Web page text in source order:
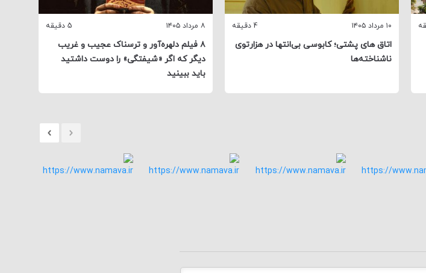
۱۰ مرداد ۱۴۰۵ 4 دقیقه
اتاق‌ های پشتی؛ کابوسی بی‌انتها در هزارتوی
ناشناخته‌ها
۸ مرداد ۱۴۰۵ 5 دقیقه
۸ فیلم دلهره‌آور و ترسناک عجیب و غریب
دیگر که اگر «شیفتگی» را دوست داشتید
باید ببینید